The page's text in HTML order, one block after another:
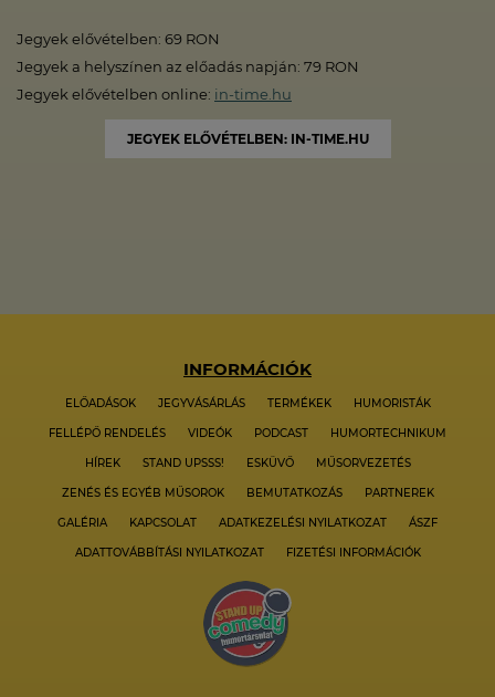
Jegyek elővételben: 69 RON
Jegyek a helyszínen az előadás napján: 79 RON
Jegyek elővételben online: in-time.hu
JEGYEK ELŐVÉTELBEN: IN-TIME.HU
INFORMÁCIÓK
ELŐADÁSOK JEGYVÁSÁRLÁS TERMÉKEK HUMORISTÁK
FELLÉPŐ RENDELÉS VIDEÓK PODCAST HUMORTECHNIKUM
HÍREK STAND UPSSS! ESKÜVŐ MŰSORVEZETÉS
ZENÉS ÉS EGYÉB MŰSOROK BEMUTATKOZÁS PARTNEREK
GALÉRIA KAPCSOLAT ADATKEZELÉSI NYILATKOZAT ÁSZF
ADATTOVÁBBÍTÁSI NYILATKOZAT FIZETÉSI INFORMÁCIÓK